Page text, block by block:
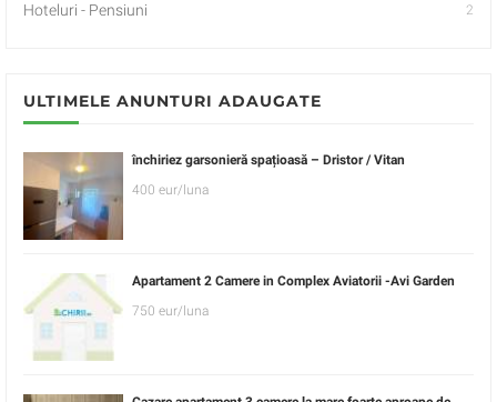
Hoteluri - Pensiuni 2
ULTIMELE ANUNTURI ADAUGATE
închiriez garsonieră spațioasă – Dristor / Vitan
400 eur/luna
Apartament 2 Camere in Complex Aviatorii -Avi Garden
750 eur/luna